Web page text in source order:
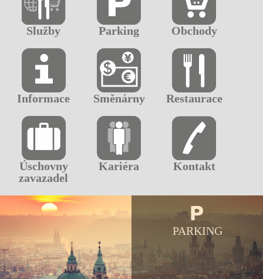
Služby Parking Obchody
Informace Směnárny Restaurace
Úschovny
zavazadel
Kariéra Kontakt
PARKING